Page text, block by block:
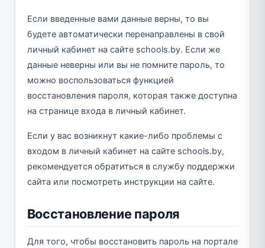
Если введенные вами данные верны, то вы
будете автоматически перенаправлены в свой
личный кабинет на сайте schools.by. Если же
данные неверны или вы не помните пароль, то
можно воспользоваться функцией
восстановления пароля, которая также доступна
на странице входа в личный кабинет.
Если у вас возникнут какие-либо проблемы с
входом в личный кабинет на сайте schools.by,
рекомендуется обратиться в службу поддержки
сайта или посмотреть инструкции на сайте.
Восстановление пароля
Для того, чтобы восстановить пароль на портале